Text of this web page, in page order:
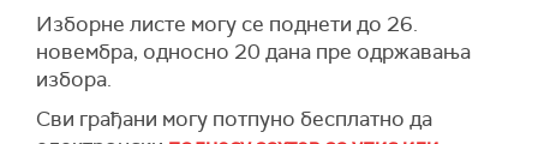
Изборне листе могу се поднети до 26.
новембра, односно 20 дана пре одржавања
избора.
Сви грађани могу потпуно бесплатно да